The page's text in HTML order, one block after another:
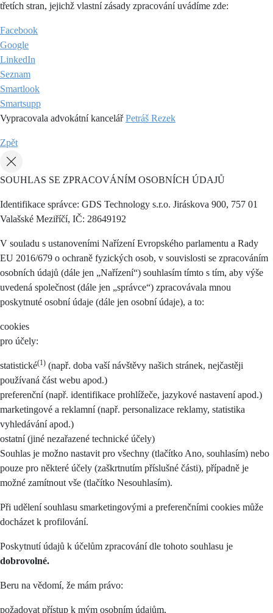
třetích stran, jejichž vlastní zásady zpracování uvádíme zde:
Facebook
Google
LinkedIn
Seznam
Smartlook
Smartsupp
Vypracovala advokátní kancelářPetráš Rezek
Zpět
SOUHLAS SE ZPRACOVÁNÍM OSOBNÍCH ÚDAJŮ
Identifikace správce: GDS Technology s.r.o. Jiráskova 900, 757 01
Valašské Meziříčí, IČ: 28649192
V souladu s ustanoveními Nařízení Evropského parlamentu a Rady
EU 2016/679 o ochraně fyzických osob, v souvislosti se zpracováním
osobních údajů (dále jen „Nařízení“) souhlasím tímto s tím, aby výše
uvedená společnost (dále jen „správce“) zpracovávala mnou
poskytnuté osobní údaje (dále jen osobní údaje), a to:
cookies
pro účely:
statistické(1) (např. doba vaší návštěvy našich stránek, nejčastěji
používaná část webu apod.)
preferenční (např. identifikace prohlížeče, jazykové nastavení apod.)
marketingové a reklamní (např. personalizace reklamy, statistika
vyhledávání apod.)
ostatní (jiné nezařazené technické účely)
Souhlas je možno nastavit pro všechny (tlačítko Ano, souhlasím) nebo
pouze pro některé účely (zaškrtnutím příslušné části), případně je
možné zamítnout vše (tlačítko Nesouhlasím).
Při udělení souhlasu smarketingovými a preferenčními cookies může
docházet k profilování.
Poskytnutí údajů k účelům zpracování dle tohoto souhlasu je
dobrovolné.
Beru na vědomí, že mám právo:
požadovat přístup k mým osobním údajům,